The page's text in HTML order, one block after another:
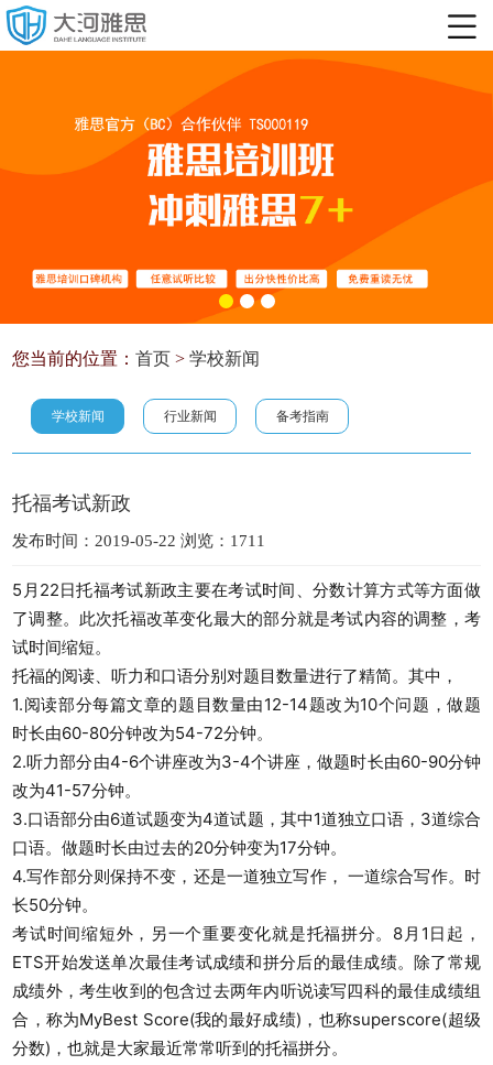
您当前的位置：首页 >学校新闻
学校新闻 行业新闻 备考指南
托福考试新政
发布时间：2019-05-22 浏览：1711
5月22日托福考试新政主要在考试时间、分数计算方式等方面做
了调整。此次托福改革变化最大的部分就是考试内容的调整，考
试时间缩短。
托福的阅读、听力和口语分别对题目数量进行了精简。其中，
1.阅读部分每篇文章的题目数量由12-14题改为10个问题，做题
时长由60-80分钟改为54-72分钟。
2.听力部分由4-6个讲座改为3-4个讲座，做题时长由60-90分钟
改为41-57分钟。
3.口语部分由6道试题变为4道试题，其中1道独立口语，3道综合
口语。做题时长由过去的20分钟变为17分钟。
4.写作部分则保持不变，还是一道独立写作， 一道综合写作。时
长50分钟。
考试时间缩短外，另一个重要变化就是托福拼分。8月1日起，
ETS开始发送单次最佳考试成绩和拼分后的最佳成绩。除了常规
成绩外，考生收到的包含过去两年内听说读写四科的最佳成绩组
合，称为MyBest Score(我的最好成绩)，也称superscore(超级
分数)，也就是大家最近常常听到的托福拼分。